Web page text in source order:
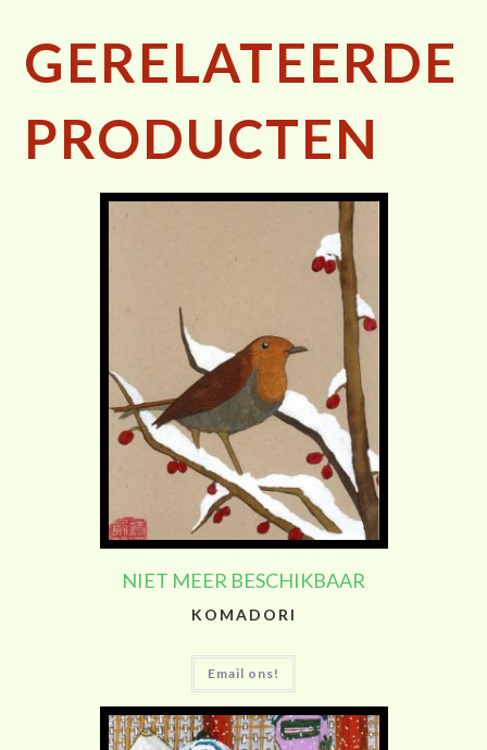
GERELATEERDE
PRODUCTEN
NIET MEER BESCHIKBAAR
KOMADORI
Email ons!